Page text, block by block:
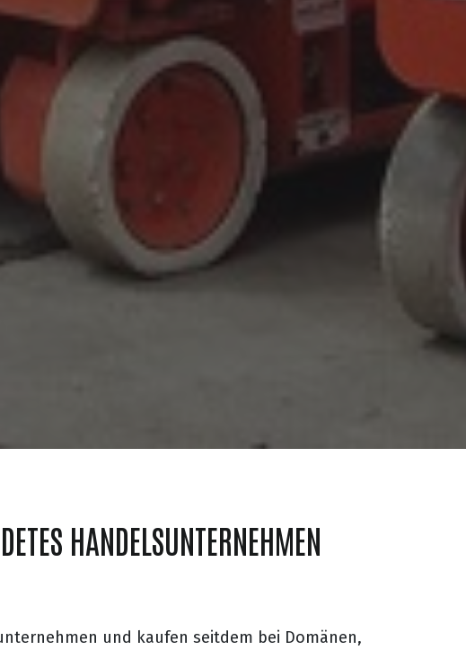
HANDELSUNTERNEHMEN
und kaufen seitdem bei Domänen,